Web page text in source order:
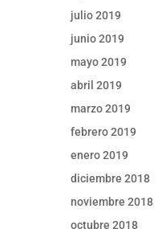
julio 2019
junio 2019
mayo 2019
abril 2019
marzo 2019
febrero 2019
enero 2019
diciembre 2018
noviembre 2018
octubre 2018